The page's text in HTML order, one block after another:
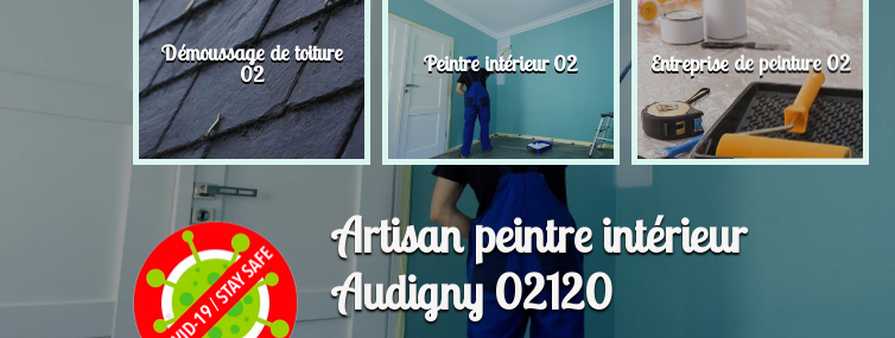
Démoussage de toiture
02 Peintre intérieur 02 Entreprise de peinture 02
Artisan peintre intérieur
Audigny 02120